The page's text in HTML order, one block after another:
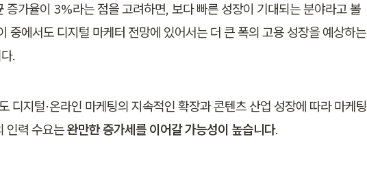
증가율이 3%라는 점을 고려하면, 보다 빠른 성장이 기대되는 분야라고 볼
중에서도 디지털 마케터 전망에 있어서는 더 큰 폭의 고용 성장을 예상하는
.
디지털·온라인 마케팅의 지속적인 확장과 콘텐츠 산업 성장에 따라 마케팅
인력 수요는 완만한 증가세를 이어갈 가능성이 높습니다.